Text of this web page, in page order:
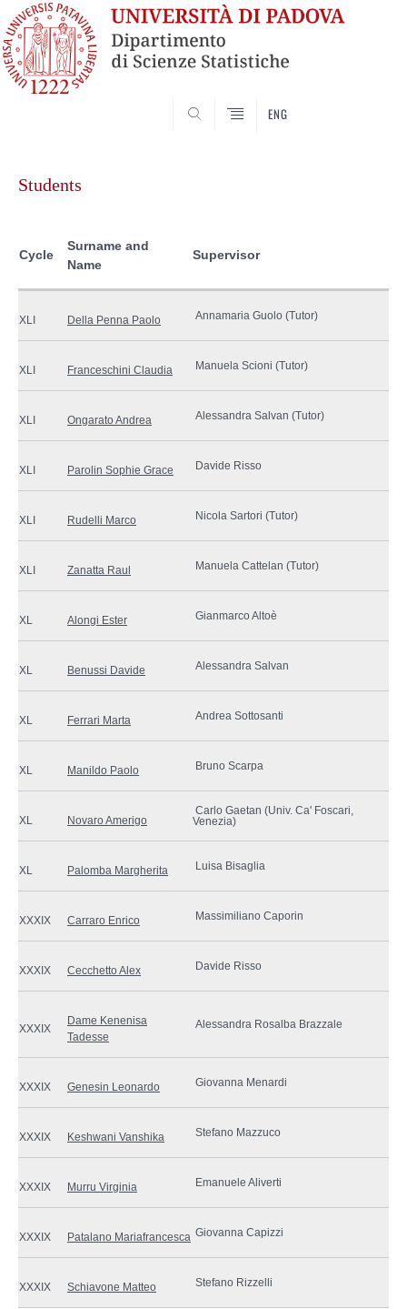
ENG
contentStudents
Cycle
Surname and
Name
Supervisor
XLI Della Penna Paolo Annamaria Guolo (Tutor)
XLI Franceschini Claudia Manuela Scioni (Tutor)
XLI Ongarato Andrea Alessandra Salvan (Tutor)
XLI Parolin Sophie Grace Davide Risso
XLI Rudelli Marco Nicola Sartori (Tutor)
XLI Zanatta Raul Manuela Cattelan (Tutor)
XL Alongi Ester Gianmarco Altoè
XL Benussi Davide Alessandra Salvan
XL Ferrari Marta Andrea Sottosanti
XL Manildo Paolo Bruno Scarpa
XL Novaro Amerigo
Carlo Gaetan (Univ. Ca' Foscari,
Venezia)
XL Palomba Margherita Luisa Bisaglia
XXXIX Carraro Enrico Massimiliano Caporin
XXXIX Cecchetto Alex Davide Risso
XXXIX
Dame Kenenisa
Tadesse
Alessandra Rosalba Brazzale
XXXIX Genesin Leonardo Giovanna Menardi
XXXIX Keshwani Vanshika Stefano Mazzuco
XXXIX Murru Virginia Emanuele Aliverti
XXXIX Patalano Mariafrancesca Giovanna Capizzi
XXXIX Schiavone Matteo Stefano Rizzelli